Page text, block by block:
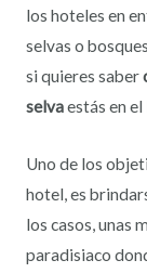
los hoteles en
selvas o
si quieres saber
selvaestás en
Uno de los
hotel, es
los casos, unas
paradisiaco